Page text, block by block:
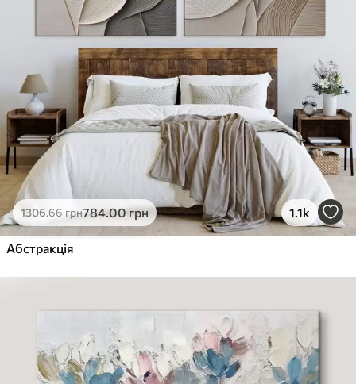
1306.66грн784.00грн 1.1k
Абстракція